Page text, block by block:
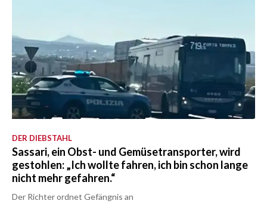
DER DIEBSTAHL
Sassari, ein Obst- und Gemüsetransporter, wird
gestohlen: „Ich wollte fahren, ich bin schon lange
nicht mehr gefahren.“
Der Richter ordnet Gefängnis an